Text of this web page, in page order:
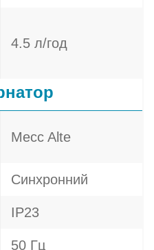
4.5 л/год
Mecc Alte
Синхронний
IP23
50 Гц